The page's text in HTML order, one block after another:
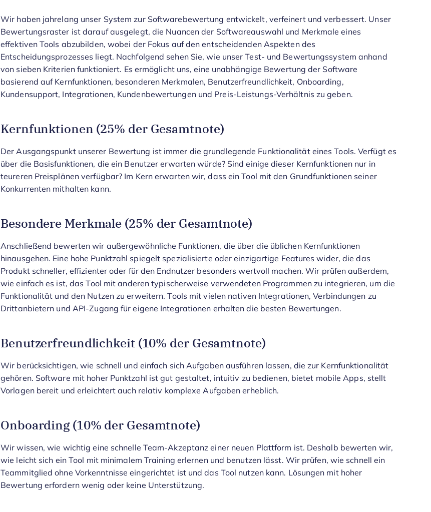
Wir haben jahrelang unser System zur Softwarebewertung entwickelt, verfeinert und verbessert. Unser
Bewertungsraster ist darauf ausgelegt, die Nuancen der Softwareauswahl und Merkmale eines
effektiven Tools abzubilden, wobei der Fokus auf den entscheidenden Aspekten des
Entscheidungsprozesses liegt. Nachfolgend sehen Sie, wie unser Test- und Bewertungssystem anhand
von sieben Kriterien funktioniert. Es ermöglicht uns, eine unabhängige Bewertung der Software
basierend auf Kernfunktionen, besonderen Merkmalen, Benutzerfreundlichkeit, Onboarding,
Kundensupport, Integrationen, Kundenbewertungen und Preis-Leistungs-Verhältnis zu geben.
Kernfunktionen (25% der Gesamtnote)
Der Ausgangspunkt unserer Bewertung ist immer die grundlegende Funktionalität eines Tools. Verfügt es
über die Basisfunktionen, die ein Benutzer erwarten würde? Sind einige dieser Kernfunktionen nur in
teureren Preisplänen verfügbar? Im Kern erwarten wir, dass ein Tool mit den Grundfunktionen seiner
Konkurrenten mithalten kann.
Besondere Merkmale (25% der Gesamtnote)
Anschließend bewerten wir außergewöhnliche Funktionen, die über die üblichen Kernfunktionen
hinausgehen. Eine hohe Punktzahl spiegelt spezialisierte oder einzigartige Features wider, die das
Produkt schneller, effizienter oder für den Endnutzer besonders wertvoll machen. Wir prüfen außerdem,
wie einfach es ist, das Tool mit anderen typischerweise verwendeten Programmen zu integrieren, um die
Funktionalität und den Nutzen zu erweitern. Tools mit vielen nativen Integrationen, Verbindungen zu
Drittanbietern und API-Zugang für eigene Integrationen erhalten die besten Bewertungen.
Benutzerfreundlichkeit (10% der Gesamtnote)
Wir berücksichtigen, wie schnell und einfach sich Aufgaben ausführen lassen, die zur Kernfunktionalität
gehören. Software mit hoher Punktzahl ist gut gestaltet, intuitiv zu bedienen, bietet mobile Apps, stellt
Vorlagen bereit und erleichtert auch relativ komplexe Aufgaben erheblich.
Onboarding (10% der Gesamtnote)
Wir wissen, wie wichtig eine schnelle Team-Akzeptanz einer neuen Plattform ist. Deshalb bewerten wir,
wie leicht sich ein Tool mit minimalem Training erlernen und benutzen lässt. Wir prüfen, wie schnell ein
Teammitglied ohne Vorkenntnisse eingerichtet ist und das Tool nutzen kann. Lösungen mit hoher
Bewertung erfordern wenig oder keine Unterstützung.